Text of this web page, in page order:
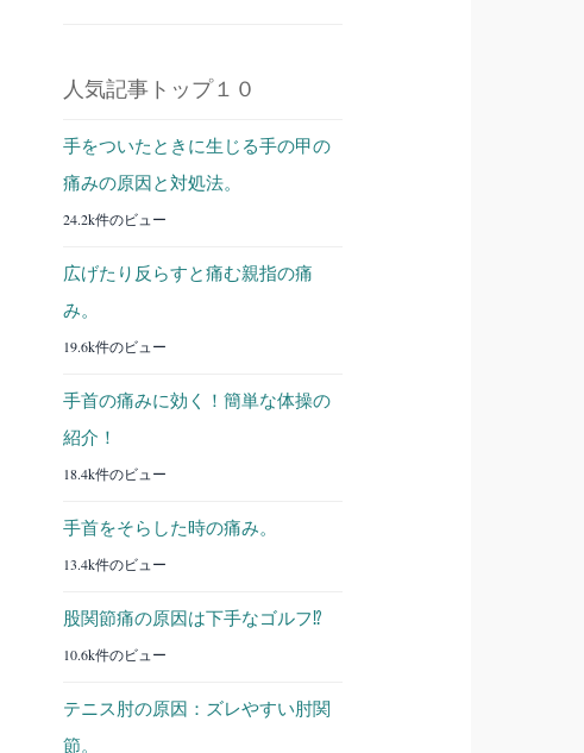
人気記事トップ１０
手をついたときに生じる手の甲の
痛みの原因と対処法。
24.2k件のビュー
広げたり反らすと痛む親指の痛
み。
19.6k件のビュー
手首の痛みに効く！簡単な体操の
紹介！
18.4k件のビュー
手首をそらした時の痛み。
13.4k件のビュー
股関節痛の原因は下手なゴルフ⁉︎
10.6k件のビュー
テニス肘の原因：ズレやすい肘関
節。